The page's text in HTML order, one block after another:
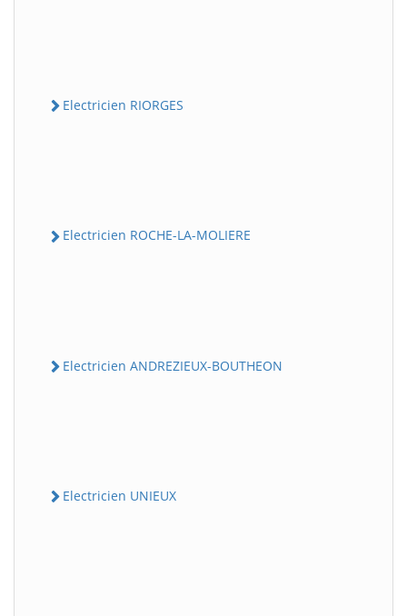
Electricien RIORGES
Electricien ROCHE-LA-MOLIERE
Electricien ANDREZIEUX-BOUTHEON
Electricien UNIEUX